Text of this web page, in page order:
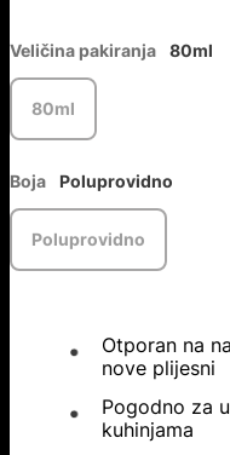
Veličina pakiranja 80ml
80ml
Boja Poluprovidno
Poluprovidno
Otporan na
nove plijesni
Pogodno za
kuhinjama